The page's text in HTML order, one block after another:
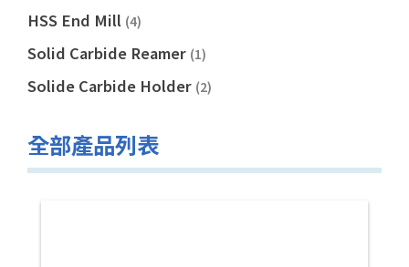
HSS End Mill (4)
Solid Carbide Reamer (1)
Solide Carbide Holder (2)
全部產品列表